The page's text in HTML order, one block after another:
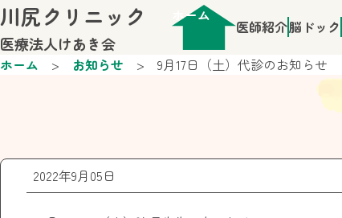
川尻クリニック
医療法人けあき会
ホーム
医師紹介脳ドック
ホーム
お知らせ 9月17日（土）代診のお知らせ
2022年9月05日